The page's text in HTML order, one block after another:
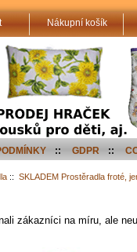
Nákupní košík
:: GDPR ::
:: SKLADEM Prostěradla froté,
zákazníci na míru, ale